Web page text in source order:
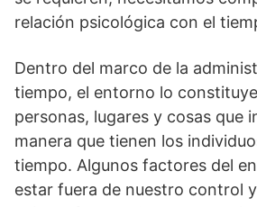
relación psicológica con el
Dentro del marco de la
tiempo, el entorno lo
personas, lugares y cosas que
manera que tienen los
tiempo. Algunos factores del
estar fuera de nuestro control